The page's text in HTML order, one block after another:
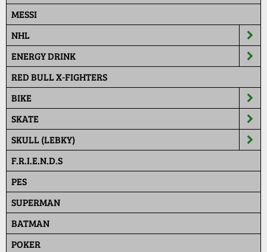
MESSI
NHL
ENERGY DRINK
RED BULL X-FIGHTERS
BIKE
SKATE
SKULL (LEBKY)
F.R.I.E.N.D.S
PES
SUPERMAN
BATMAN
POKER